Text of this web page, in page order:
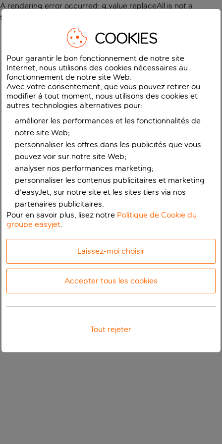
A rendering error occurred: g.value.replaceAll is not a
function
COOKIES
Pour garantir le bon fonctionnement de notre site
Internet, nous utilisons des cookies nécessaires au
fonctionnement de notre site Web.
Avec votre consentement, que vous pouvez retirer ou
modifier à tout moment, nous utilisons des cookies et
autres technologies alternatives pour:
améliorer les performances et les fonctionnalités de
notre site Web;
personnaliser les offres dans les publicités que vous
pouvez voir sur notre site Web;
analyser nos performances marketing;
personnaliser les contenus publicitaires et marketing
d'easyJet, sur notre site et les sites tiers via nos
partenaires publicitaires.
Pour en savoir plus, lisez notre Politique de Cookie du
groupe easyjet.
Laissez-moi choisir
Accepter tous les cookies
Tout rejeter